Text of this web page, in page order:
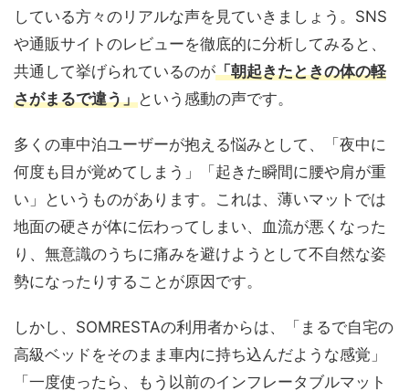
している方々のリアルな声を見ていきましょう。SNS
や通販サイトのレビューを徹底的に分析してみると、
共通して挙げられているのが「朝起きたときの体の軽
さがまるで違う」という感動の声です。
多くの車中泊ユーザーが抱える悩みとして、「夜中に
何度も目が覚めてしまう」「起きた瞬間に腰や肩が重
い」というものがあります。これは、薄いマットでは
地面の硬さが体に伝わってしまい、血流が悪くなった
り、無意識のうちに痛みを避けようとして不自然な姿
勢になったりすることが原因です。
しかし、SOMRESTAの利用者からは、「まるで自宅の
高級ベッドをそのまま車内に持ち込んだような感覚」
「一度使ったら、もう以前のインフレータブルマット